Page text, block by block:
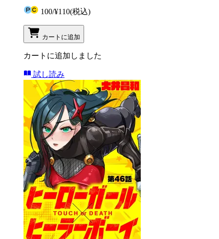
100/¥110(税込)
カートに追加
カートに追加しました
試し読み